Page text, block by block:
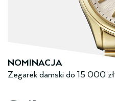
NOMINACJA
Zegarek damski ­do­ 15 000 zł